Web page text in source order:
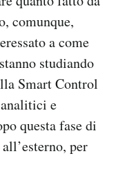
comunque,
a come
studiando
Smart Control
e
questa fase di
per